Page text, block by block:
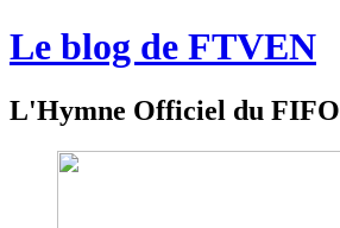
Le blog de FTVEN
L'Hymne Officiel du FIFO